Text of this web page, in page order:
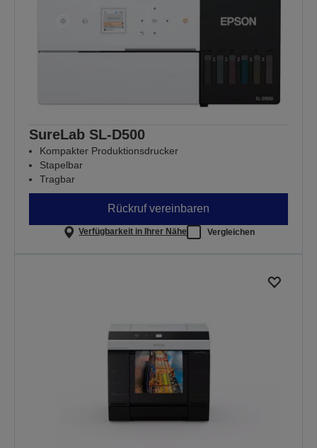
SureLab SL-D500
Kompakter Produktionsdrucker
Stapelbar
Tragbar
Rückruf vereinbaren
Verfügbarkeit in Ihrer Nähe Vergleichen